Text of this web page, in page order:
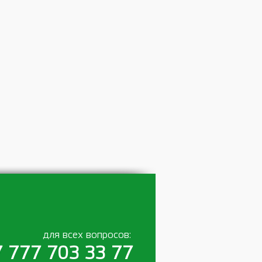
777 703 33 77
для всех вопросов: